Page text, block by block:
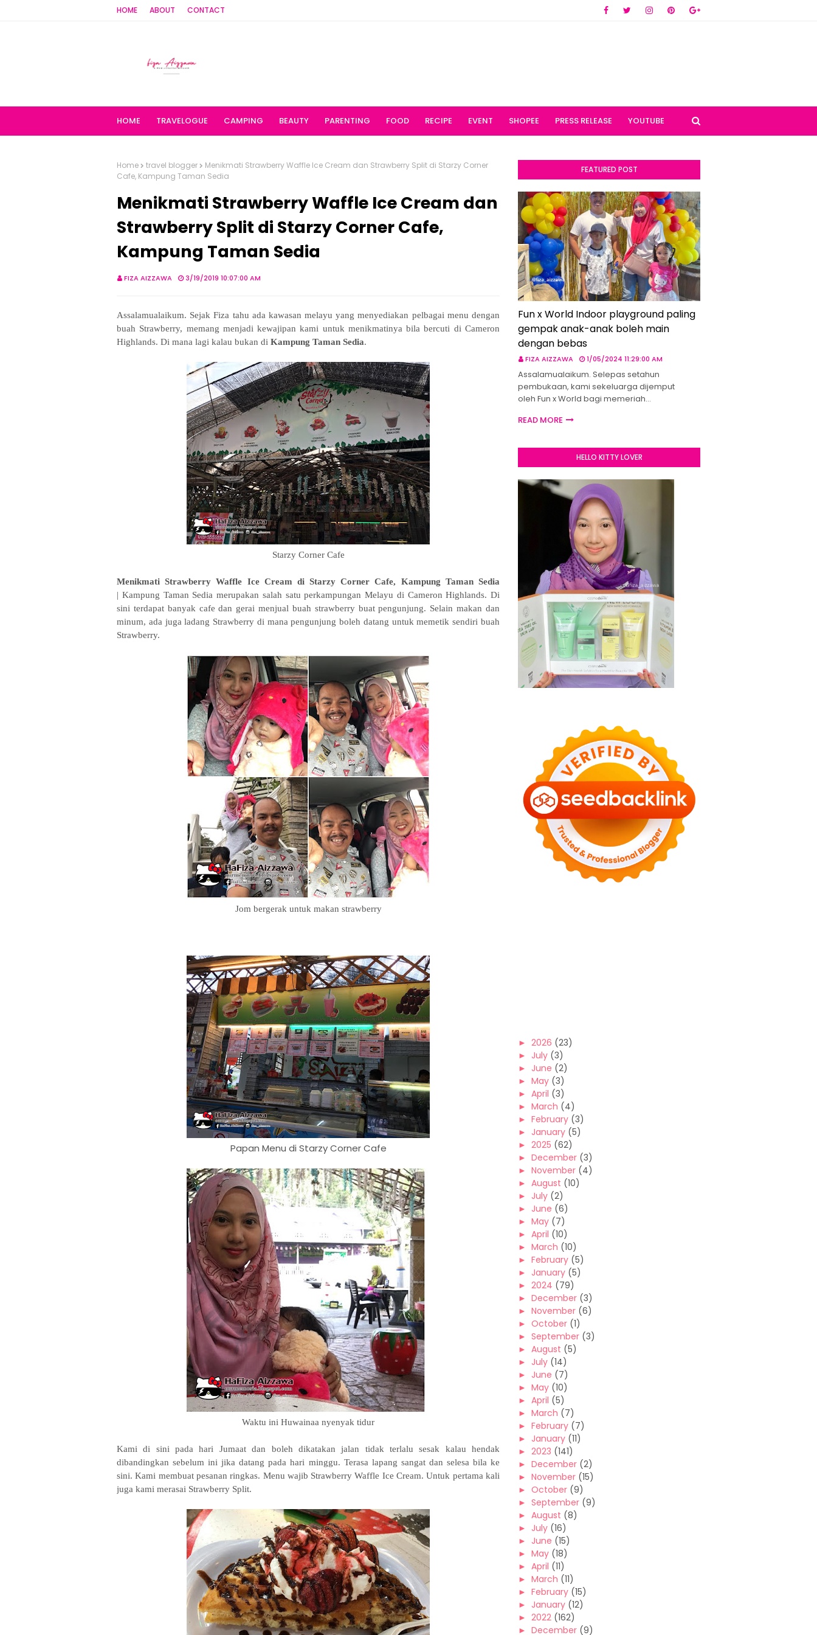
HOME ABOUT CONTACT
HOME TRAVELOGUE CAMPING BEAUTY PARENTING FOOD RECIPE EVENT SHOPEE PRESS RELEASE YOUTUBE
Home travel blogger
Menikmati Strawberry Waffle Ice Cream dan Strawberry Split di Starzy Corner
Cafe, Kampung Taman Sedia
Menikmati Strawberry Waffle Ice Cream dan
Strawberry Split di Starzy Corner Cafe,
Kampung Taman Sedia
FIZA AIZZAWA 3/19/2019 10:07:00 AM
Assalamualaikum. Sejak Fiza tahu ada kawasan melayu yang menyediakan pelbagai menu dengan
buah Strawberry, memang menjadi kewajipan kami untuk menikmatinya bila bercuti di Cameron
Highlands. Di mana lagi kalau bukan di Kampung Taman Sedia.
Starzy Corner Cafe
Menikmati Strawberry Waffle Ice Cream di Starzy Corner Cafe, Kampung Taman Sedia
| Kampung Taman Sedia merupakan salah satu perkampungan Melayu di Cameron Highlands. Di
sini terdapat banyak cafe dan gerai menjual buah strawberry buat pengunjung. Selain makan dan
minum, ada juga ladang Strawberry di mana pengunjung boleh datang untuk memetik sendiri buah
Strawberry.
Jom bergerak untuk makan strawberry
Papan Menu di Starzy Corner Cafe
Waktu ini Huwainaa nyenyak tidur
Kami di sini pada hari Jumaat dan boleh dikatakan jalan tidak terlalu sesak kalau hendak
dibandingkan sebelum ini jika datang pada hari minggu. Terasa lapang sangat dan selesa bila ke
sini. Kami membuat pesanan ringkas. Menu wajib Strawberry Waffle Ice Cream. Untuk pertama kali
juga kami merasai Strawberry Split.
FEATURED POST
Fun x World Indoor playground paling
gempak anak-anak boleh main
dengan bebas
FIZA AIZZAWA 1/05/2024 11:29:00 AM
Assalamualaikum. Selepas setahun
pembukaan, kami sekeluarga dijemput
oleh Fun x World bagi memeriah…
READ MORE
HELLO KITTY LOVER
► 2026 (23)
► July (3)
► June (2)
► May (3)
► April (3)
► March (4)
► February (3)
► January (5)
► 2025 (62)
► December (3)
► November (4)
► August (10)
► July (2)
► June (6)
► May (7)
► April (10)
► March (10)
► February (5)
► January (5)
► 2024 (79)
► December (3)
► November (6)
► October (1)
► September (3)
► August (5)
► July (14)
► June (7)
► May (10)
► April (5)
► March (7)
► February (7)
► January (11)
► 2023 (141)
► December (2)
► November (15)
► October (9)
► September (9)
► August (8)
► July (16)
► June (15)
► May (18)
► April (11)
► March (11)
► February (15)
► January (12)
► 2022 (162)
► December (9)